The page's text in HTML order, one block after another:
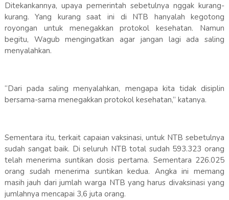
Ditekankannya, upaya pemerintah sebetulnya nggak kurang-
kurang. Yang kurang saat ini di NTB hanyalah kegotong
royongan untuk menegakkan protokol kesehatan. Namun
begitu, Wagub mengingatkan agar jangan lagi ada saling
menyalahkan.
“Dari pada saling menyalahkan, mengapa kita tidak disiplin
bersama-sama menegakkan protokol kesehatan,” katanya.
Sementara itu, terkait capaian vaksinasi, untuk NTB sebetulnya
sudah sangat baik. Di seluruh NTB total sudah 593.323 orang
telah menerima suntikan dosis pertama. Sementara 226.025
orang sudah menerima suntikan kedua. Angka ini memang
masih jauh dari jumlah warga NTB yang harus divaksinasi yang
jumlahnya mencapai 3,6 juta orang.